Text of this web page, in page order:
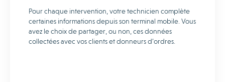
Pour chaque intervention, votre technicien complète
certaines informations depuis son terminal mobile. Vous
avez le choix de partager, ou non, ces données
collectées avec vos clients et donneurs d’ordres.